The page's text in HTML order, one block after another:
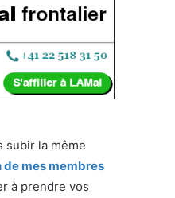
subir la même
de mes membres
à prendre vos